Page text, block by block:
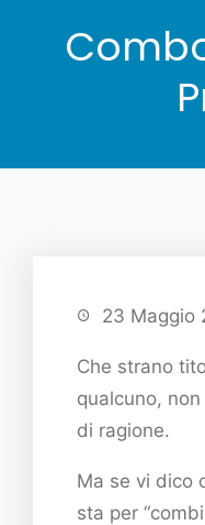
23 Maggio
Che strano
qualcuno, non
di ragione.
Ma se vi dico
sta per